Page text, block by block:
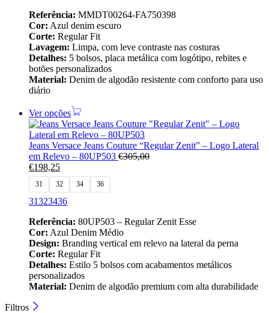
Referência: MMDT00264-FA750398
Cor: Azul denim escuro
Corte: Regular Fit
Lavagem: Limpa, com leve contraste nas costuras
Detalhes: 5 bolsos, placa metálica com logótipo, rebites e
botões personalizados
Material: Denim de algodão resistente com conforto para uso
diário
Ver opções
Jeans Versace Jeans Couture “Regular Zenit” – Logo Lateral
em Relevo – 80UP503 €305,00
€198,25
31 32 34 36
31323436
Referência: 80UP503 – Regular Zenit Esse
Cor: Azul Denim Médio
Design: Branding vertical em relevo na lateral da perna
Corte: Regular Fit
Detalhes: Estilo 5 bolsos com acabamentos metálicos
personalizados
Material: Denim de algodão premium com alta durabilidade
Filtros